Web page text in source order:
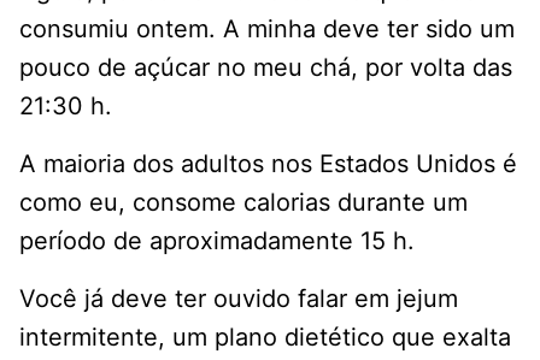
consumiu ontem. A minha deve ter sido um
pouco de açúcar no meu chá, por volta das
21:30 h.
A maioria dos adultos nos Estados Unidos é
como eu, consome calorias durante um
período de aproximadamente 15 h.
Você já deve ter ouvido falar em jejum
intermitente, um plano dietético que exalta